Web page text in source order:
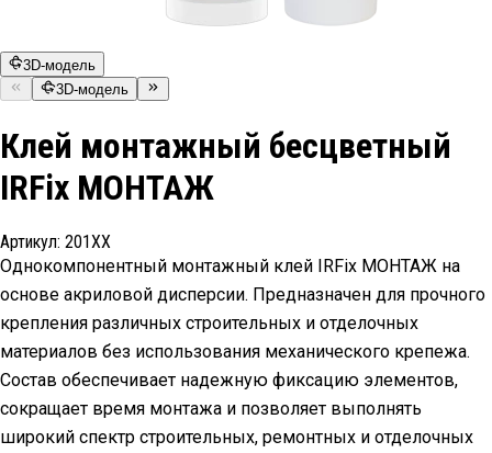
3D-модель
3D-модель
Клей монтажный бесцветный
IRFix МОНТАЖ
Артикул: 201ХХ
Однокомпонентный монтажный клей IRFix МОНТАЖ на
основе акриловой дисперсии. Предназначен для прочного
крепления различных строительных и отделочных
материалов без использования механического крепежа.
Состав обеспечивает надежную фиксацию элементов,
сокращает время монтажа и позволяет выполнять
широкий спектр строительных, ремонтных и отделочных